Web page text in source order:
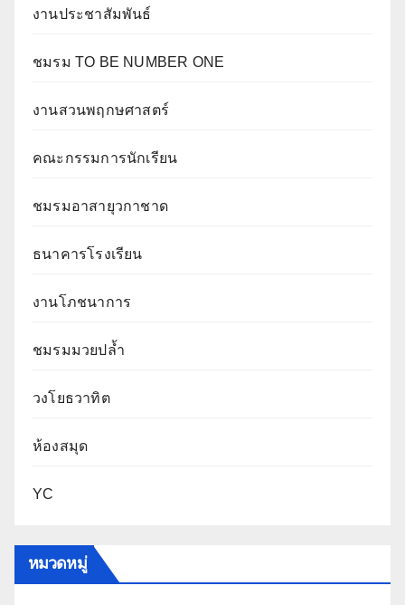
งานประชาสัมพันธ์
ชมรม TO BE NUMBER ONE
งานสวนพฤกษศาสตร์
คณะกรรมการนักเรียน
ชมรมอาสายุวกาชาด
ธนาคารโรงเรียน
งานโภชนาการ
ชมรมมวยปล้ำ
วงโยธวาทิต
ห้องสมุด
YC
หมวดหมู่